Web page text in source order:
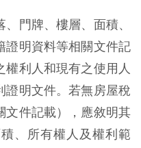
門牌、樓層、面積、
證明資料等相關文件記
利人和現有之使用人
證明文件。若無房屋稅
文件記載），應敘明其
、所有權人及權利範